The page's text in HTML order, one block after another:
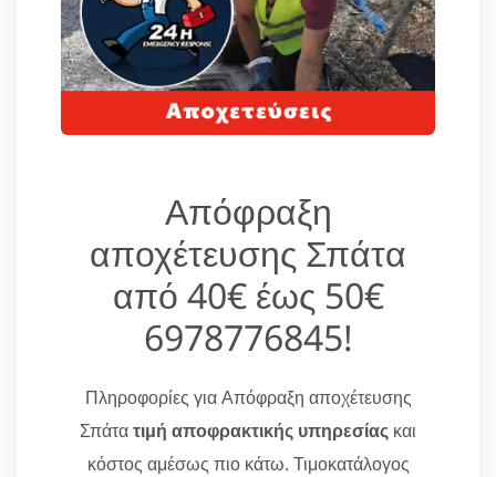
Απόφραξη
αποχέτευσης Σπάτα
από 40€ έως 50€
6978776845!
Πληροφορίες για Απόφραξη αποχέτευσης
Σπάτατιμή αποφρακτικής υπηρεσίας και
κόστος αμέσως πιο κάτω. Τιμοκατάλογος